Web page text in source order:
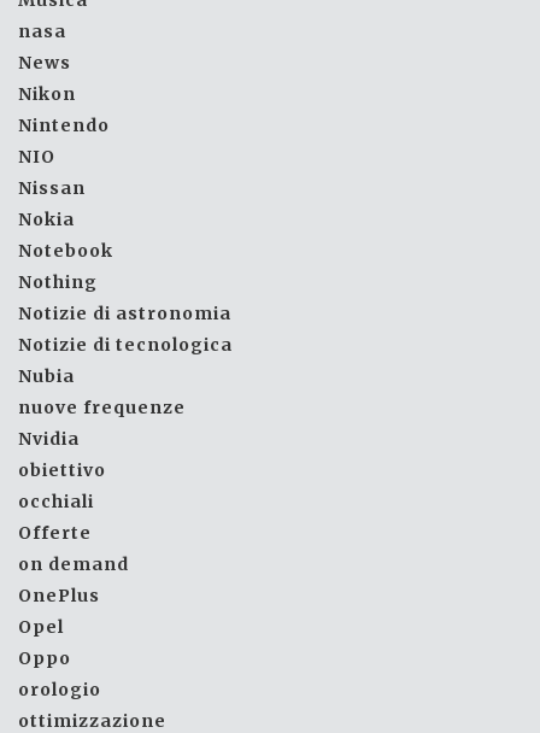
nasa
News
Nikon
Nintendo
NIO
Nissan
Nokia
Notebook
Nothing
Notizie di astronomia
Notizie di tecnologica
Nubia
nuove frequenze
Nvidia
obiettivo
occhiali
Offerte
on demand
OnePlus
Opel
Oppo
orologio
ottimizzazione